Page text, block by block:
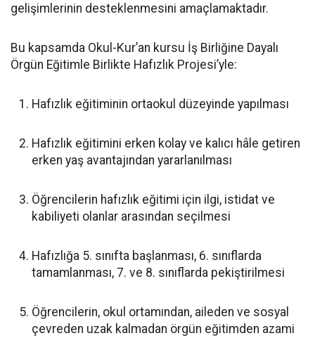
gelişimlerinin desteklenmesini amaçlamaktadır.
Bu kapsamda Okul-Kur’an kursu İş Birliğine Dayalı
Örgün Eğitimle Birlikte Hafızlık Projesi’yle:
Hafızlık eğitiminin ortaokul düzeyinde yapılması
Hafızlık eğitimini erken kolay ve kalıcı hâle getiren
erken yaş avantajından yararlanılması
Öğrencilerin hafızlık eğitimi için ilgi, istidat ve
kabiliyeti olanlar arasından seçilmesi
Hafızlığa 5. sınıfta başlanması, 6. sınıflarda
tamamlanması, 7. ve 8. sınıflarda pekiştirilmesi
Öğrencilerin, okul ortamından, aileden ve sosyal
çevreden uzak kalmadan örgün eğitimden azami